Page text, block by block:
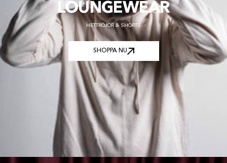
LOUNGEWEAR
HETTRÖJOR & SHORTS
SHOPPA NU